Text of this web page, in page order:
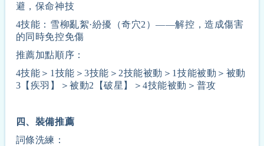
避，保命神技
4技能：雪柳亂絮·紛擾（奇穴2）——解控，造成傷害
的同時免控免傷
推薦加點順序：
4技能＞1技能＞3技能＞2技能被動＞1技能被動＞被動
3【疾羽】＞被動2【破星】＞4技能被動＞普攻
四、裝備推薦
詞條洗練：